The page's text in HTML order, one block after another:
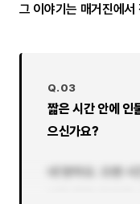
그 이야기는 매거진에서
Q.03
짧은 시간 안에 인
으신가요?
너무 친한 것 또